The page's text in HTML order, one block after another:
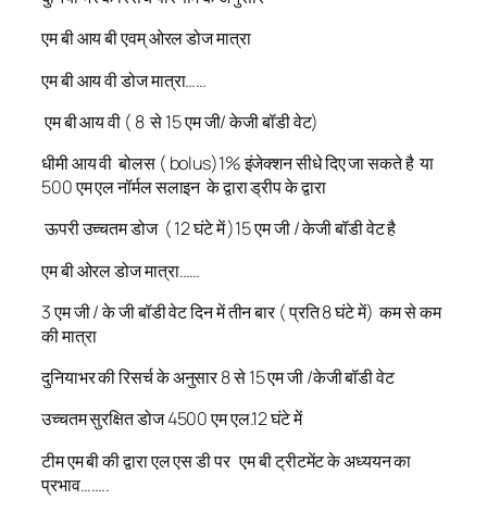
एम बी आय बी एवम् ओरल डोज मात्रा
एम बी आय वी डोज मात्रा……
एम बी आय वी ( 8 से 15 एम जी/ केजी बॉडी वेट)
धीमी आय वी बोलस ( bolus)1% इंजेक्शन सीधे दिए जा सकते है या
500 एम एल नॉर्मल सलाइन के द्वारा ड्रीप के द्वारा
ऊपरी उच्चतम डोज ( 12 घंटे में )15 एम जी / केजी बॉडी वेट है
एम बी ओरल डोज मात्रा……
3 एम जी / के जी बॉडी वेट दिन में तीन बार ( प्रति 8 घंटे में) कम से कम
की मात्रा
दुनियाभर की रिसर्च के अनुसार 8 से 15 एम जी /केजी बॉडी वेट
उच्चतम सुरक्षित डोज 4500 एम एल.12 घंटे में
टीम एम बी की द्वारा एल एस डी पर एम बी ट्रीटमेंट के अध्ययन का
प्रभाव……..